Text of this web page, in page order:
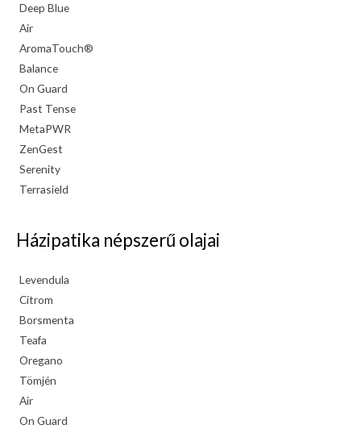
Deep Blue
Air
AromaTouch®
Balance
On Guard
Past Tense
MetaPWR
ZenGest
Serenity
Terrasield
Házipatika népszerű olajai
Levendula
Citrom
Borsmenta
Teafa
Oregano
Tömjén
Air
On Guard